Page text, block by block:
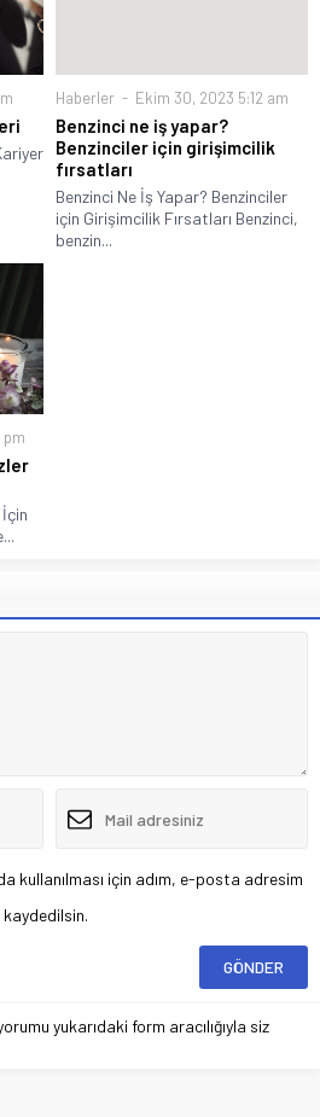
Haberler Ekim 30, 2023 5:12 am
Benzinci ne iş yapar?
Benzinciler için girişimcilik
fırsatları
Benzinci Ne İş Yapar? Benzinciler
için Girişimcilik Fırsatları Benzinci,
benzin...
pm
kullanılması için adım, e-posta adresim
yukarıdaki form aracılığıyla siz